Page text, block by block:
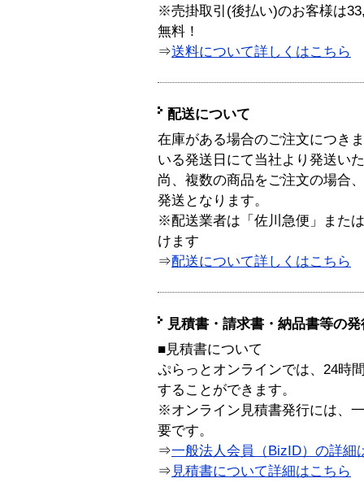
※売掛取引(後払い)のお客様は
無料！
⇒送料について詳しくはこちら
配送について
在庫がある場合のご注文につき
いる発送日にて当社より発送い
尚、複数の商品をご注文の場合
発送となります。
※配送業者は「佐川急便」また
けます
⇒配送について詳しくはこちら
見積書・請求書・納品書等の
■見積書について
ぷらっとオンラインでは、24時
することができます。
※オンライン見積書発行には、
要です。
⇒一般法人会員（BizID）の詳細
⇒ 見積書について詳細はこちら